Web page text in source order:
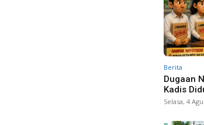
Berita
Dugaan
Kadis
Selasa, 4